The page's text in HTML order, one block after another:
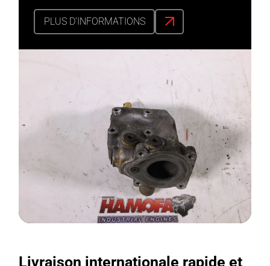
PLUS D’INFORMATIONS
Livraison internationale rapide et